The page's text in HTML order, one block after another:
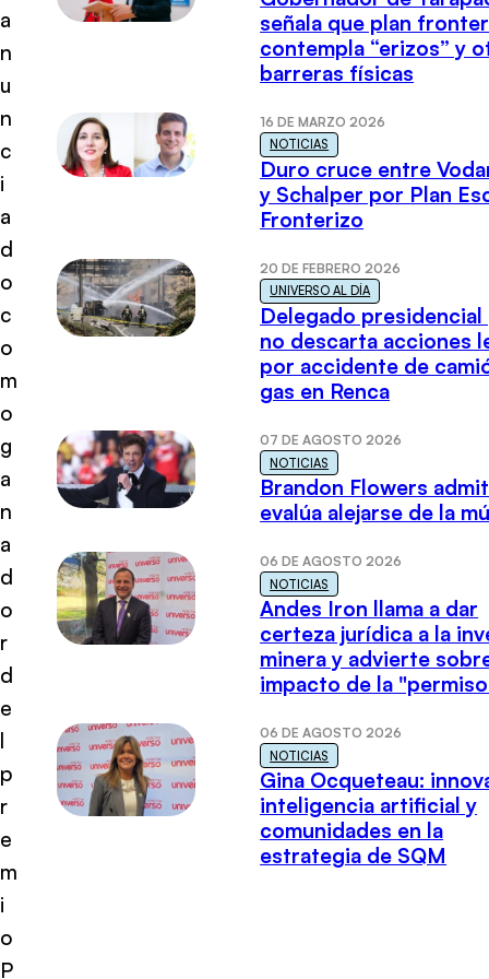
a
n
u
n
c
i
a
d
o
c
o
m
o
g
a
n
a
d
o
r
d
e
l
p
r
e
m
i
o
P
señala que plan
contempla “erizos” y
barreras físicas
16 DE MARZO 2026
NOTICIAS
Duro cruce entre
y Schalper por Plan
Fronterizo
20 DE FEBRERO 2026
UNIVERSO AL DÍA
Delegado presidencial
no descarta acciones
por accidente de
gas en Renca
07 DE AGOSTO 2026
NOTICIAS
Brandon Flowers
evalúa alejarse de la
06 DE AGOSTO 2026
NOTICIAS
Andes Iron llama a dar
certeza jurídica a la
minera y advierte
impacto de la
06 DE AGOSTO 2026
NOTICIAS
Gina Ocqueteau:
inteligencia artificial y
comunidades en la
estrategia de SQM